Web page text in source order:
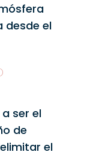
desde el
ser el
de
el